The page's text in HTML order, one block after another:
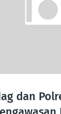
dan